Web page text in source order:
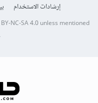
إرشادات الاستخدام
BY-NC-SA 4.0unless mentioned